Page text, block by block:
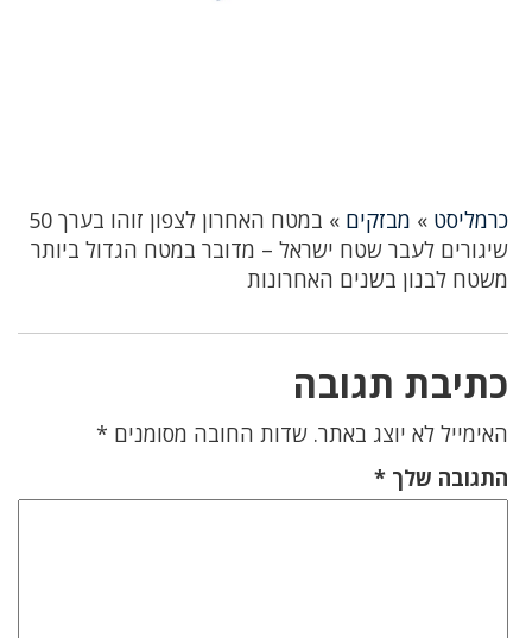
כרמליסט » מבזקים »
במטח האחרון לצפון זוהו בערך 50
שיגורים לעבר שטח ישראל – מדובר במטח הגדול ביותר
משטח לבנון בשנים האחרונות
כתיבת תגובה
האימייל לא יוצג באתר. שדות החובה מסומנים *
התגובה שלך *